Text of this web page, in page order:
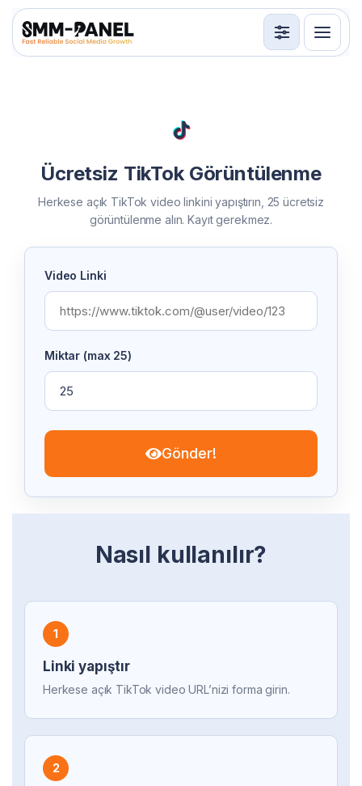
Kullanım Şartları
Giriş Yap Üye Ol
Ücretsiz TikTok Görüntülenme
Herkese açık TikTok video linkini yapıştırın, 25 ücretsiz
görüntülenme alın. Kayıt gerekmez.
Video Linki
Miktar (max 25)
Gönder!
Nasıl kullanılır?
1
Linki yapıştır
Herkese açık TikTok video URL’nizi forma girin.
2